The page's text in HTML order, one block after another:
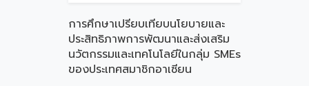
การศึกษาเปรียบเทียบนโยบายและ
ประสิทธิภาพการพัฒนาและส่งเสริม
นวัตกรรมและเทคโนโลยีในกลุ่ม SMEs
ของประเทศสมาชิกอาเซียน